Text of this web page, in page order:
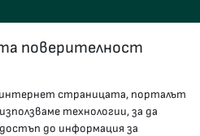
поверителност
страницата, порталът
технологии, за да
до информация за